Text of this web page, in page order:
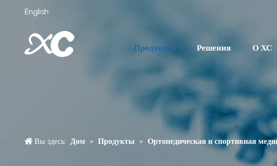
English
Продукты Решения О ХС
Вы здесь: Дом » Продукты » Ортопедическая и спортивная